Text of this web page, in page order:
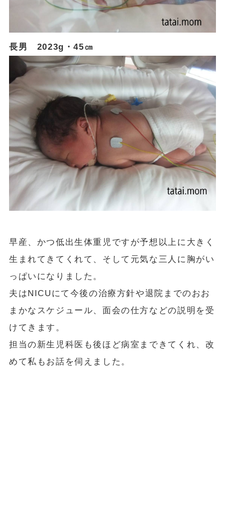
長男 2023g・45㎝
早産、かつ低出生体重児ですが予想以上に大きく
生まれてきてくれて、そして元気な三人に胸がい
っぱいになりました。
夫はNICUにて今後の治療方針や退院までのおお
まかなスケジュール、面会の仕方などの説明を受
けてきます。
担当の新生児科医も後ほど病室まできてくれ、改
めて私もお話を伺えました。